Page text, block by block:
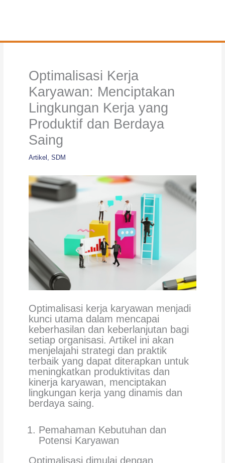
Optimalisasi Kerja
Karyawan: Menciptakan
Lingkungan Kerja yang
Produktif dan Berdaya
Saing
Artikel , SDM
Optimalisasi kerja karyawan menjadi
kunci utama dalam mencapai
keberhasilan dan keberlanjutan bagi
setiap organisasi. Artikel ini akan
menjelajahi strategi dan praktik
terbaik yang dapat diterapkan untuk
meningkatkan produktivitas dan
kinerja karyawan, menciptakan
lingkungan kerja yang dinamis dan
berdaya saing.
Pemahaman Kebutuhan dan
Potensi Karyawan
Optimalisasi dimulai dengan